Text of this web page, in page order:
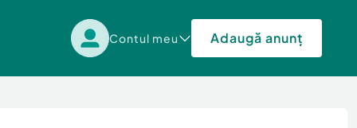
Contul meu Adaugă anunț